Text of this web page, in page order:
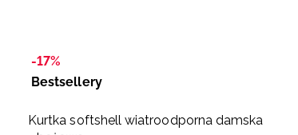
-17%
Bestsellery
Kurtka softshell wiatroodporna damska